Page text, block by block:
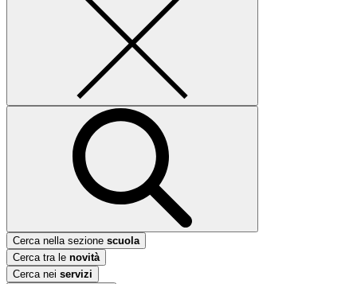
Cerca nella sezione scuola
Cerca tra le novità
Cerca nei servizi